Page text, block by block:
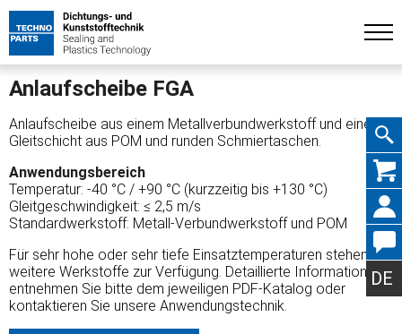
DE
Anlaufscheibe FGA
Anlaufscheibe aus einem Metallverbundwerkstoff und einer
Gleitschicht aus POM und runden Schmiertaschen.
Anwendungsbereich
Temperatur: -40 °C / +90 °C (kurzzeitig bis +130 °C)
Gleitgeschwindigkeit: ≤ 2,5 m/s
Standardwerkstoff: Metall-Verbundwerkstoff und POM
Für sehr hohe oder sehr tiefe Einsatztemperaturen stehen
weitere Werkstoffe zur Verfügung. Detaillierte Informationen
entnehmen Sie bitte dem jeweiligen PDF-Katalog oder
kontaktieren Sie unsere Anwendungstechnik.